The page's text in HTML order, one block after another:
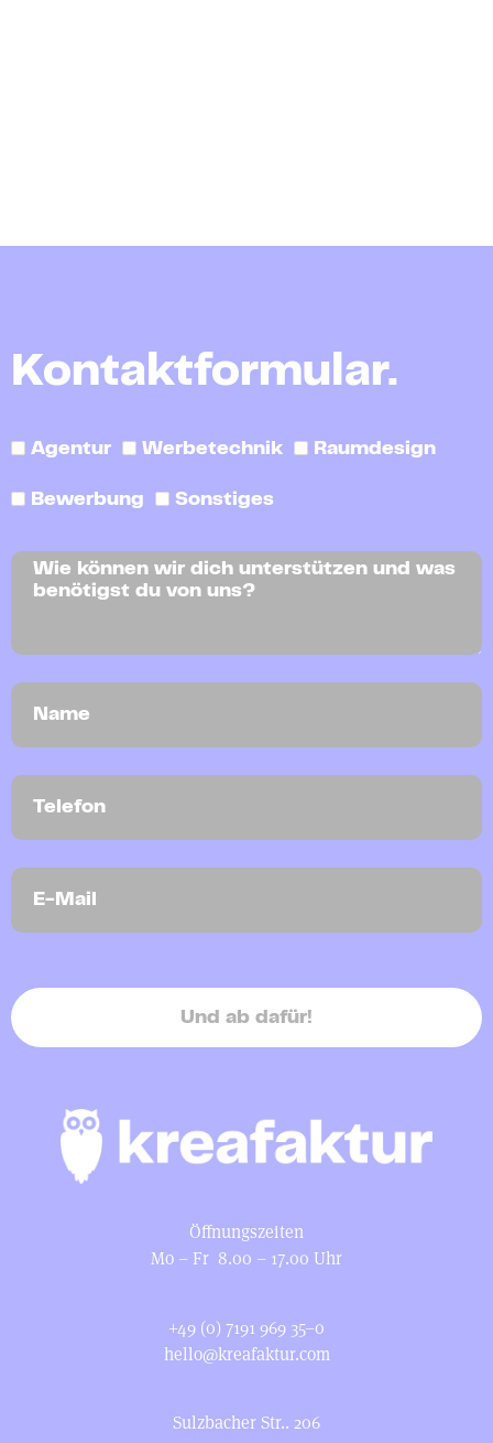
Kontaktformular.
Agentur Werbetechnik Raumdesign
Bewerbung Sonstiges
Und ab dafür!
Öffnungszeiten
Mo – Fr 8.00 – 17.00 Uhr
+49 (0) 7191 969 35–0
hello@kreafaktur.com
Sulzbacher Str.. 206